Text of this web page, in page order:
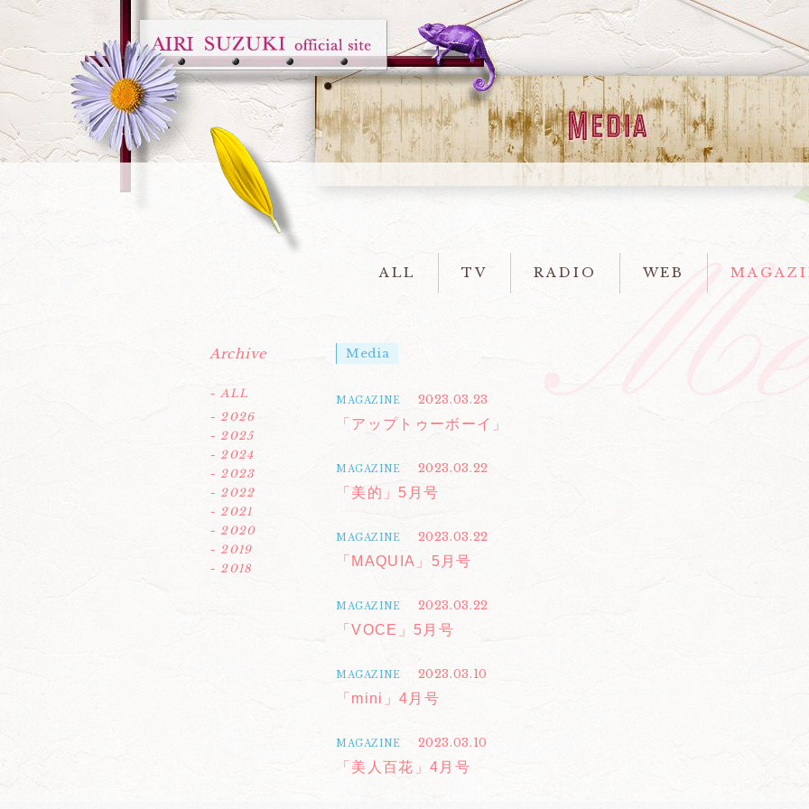
ALL TV RADIO WEB
Media
MAGAZINE
2023.03.23
「アップトゥーボーイ」
MAGAZINE
2023.03.22
「美的」5月号
MAGAZINE
2023.03.22
「MAQUIA」5月号
MAGAZINE
2023.03.22
「VOCE」5月号
MAGAZINE
2023.03.10
「mini」4月号
MAGAZINE
2023.03.10
「美人百花」4月号
Archive
- ALL
- 2026
- 2025
- 2024
- 2023
- 2022
- 2021
- 2020
- 2019
- 2018